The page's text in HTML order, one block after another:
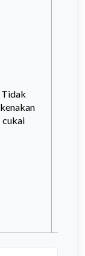
Tidak
cukai